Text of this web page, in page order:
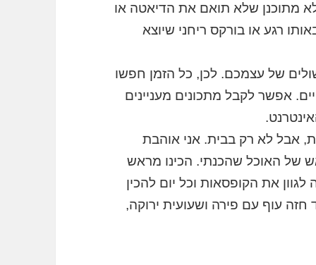
מתוכנן שלא תואם את הדיאטה או
רגע או בורקס ריחני שיוצא
של עצמכם. לכן, כל הזמן חפשו
אפשר לקבל מתכונים מעניינים
אבל לא רק בבית. אני אוהבת
של האוכל שהכנתי. הכינו מראש
את הקופסאות וכל יום להכין
עוף עם פירה ושעועית ירוקה,